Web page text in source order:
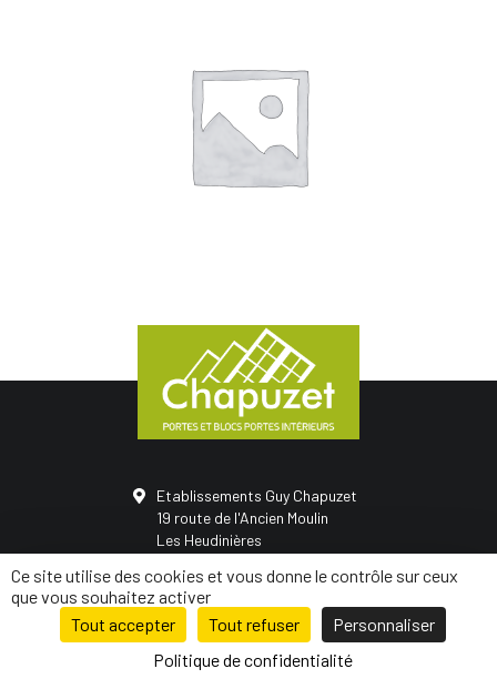
Etablissements Guy Chapuzet
19 route de l'Ancien Moulin
Les Heudinières
02 31 68 05 21
© Conception Mediapilote Normandie Mentions légales
Politique de
confidentialité-Plan de site
Ce site utilise des cookies et vous donne le contrôle sur ceux
que vous souhaitez activer
Tout accepter
Tout refuser
Personnaliser
Politique de confidentialité